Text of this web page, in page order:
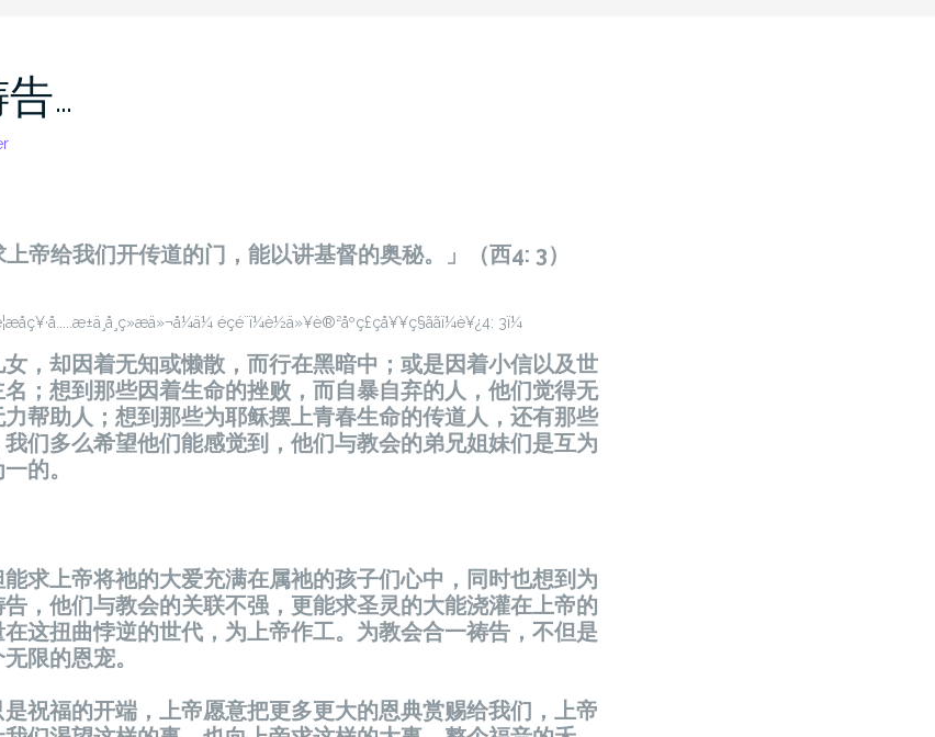
…
上帝给我们开传道的门，能以讲基督的奥秘。」（西4: 3）
，却因着无知或懒散，而行在黑暗中；或是因着小信以及世
；想到那些因着生命的挫败，而自暴自弃的人，他们觉得无
帮助人；想到那些为耶稣摆上青春生命的传道人，还有那些
们多么希望他们能感觉到，他们与教会的弟兄姐妹们是互为
的。
求上帝将祂的大爱充满在属祂的孩子们心中，同时也想到为
，他们与教会的关联不强，更能求圣灵的大能浇灌在上帝的
这扭曲悖逆的世代，为上帝作工。为教会合一祷告，不但是
限的恩宠。
祝福的开端，上帝愿意把更多更大的恩典赏赐给我们，上帝